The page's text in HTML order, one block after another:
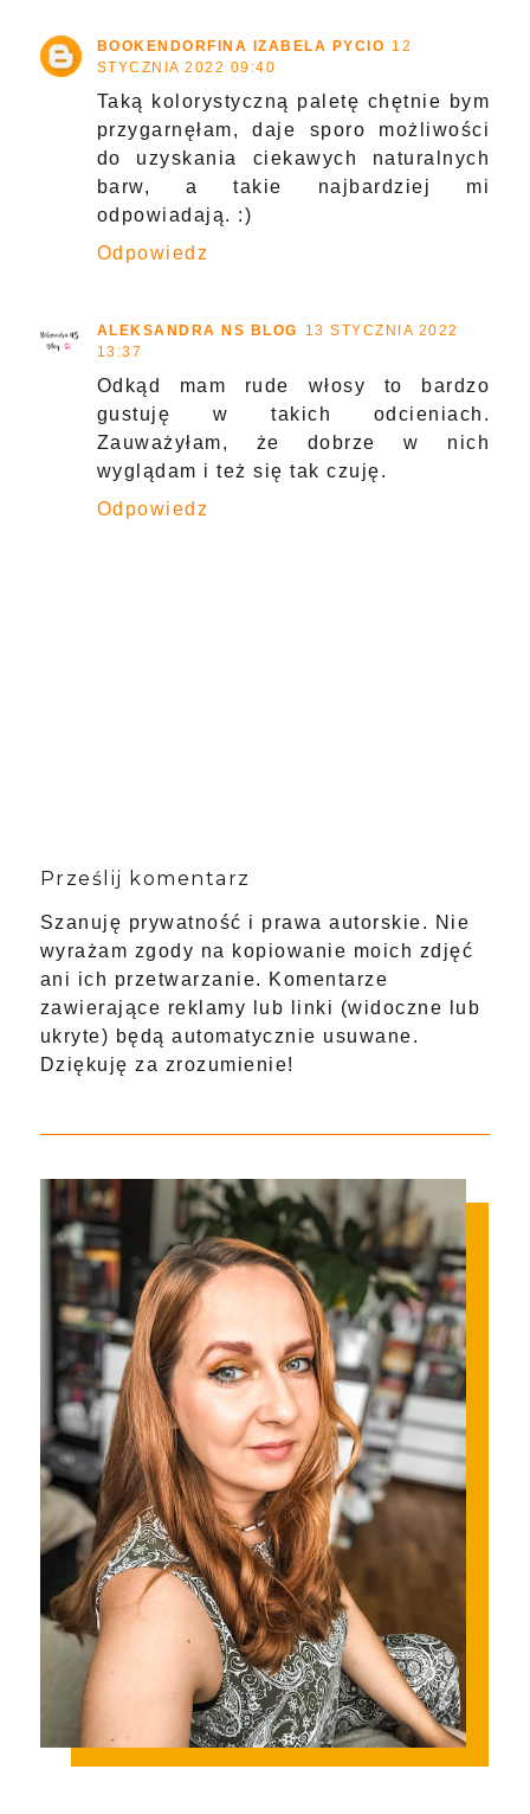
BOOKENDORFINA IZABELA PYCIO 12
STYCZNIA 2022 09:40
Taką kolorystyczną paletę chętnie bym
przygarnęłam, daje sporo możliwości
do uzyskania ciekawych naturalnych
barw, a takie najbardziej mi
odpowiadają. :)
Odpowiedz
ALEKSANDRA NS BLOG
13 STYCZNIA 2022
13:37
Odkąd mam rude włosy to bardzo
gustuję w takich odcieniach.
Zauważyłam, że dobrze w nich
wyglądam i też się tak czuję.
Odpowiedz
Prześlij komentarz
Szanuję prywatność i prawa autorskie. Nie
wyrażam zgody na kopiowanie moich zdjęć
ani ich przetwarzanie. Komentarze
zawierające reklamy lub linki (widoczne lub
ukryte) będą automatycznie usuwane.
Dziękuję za zrozumienie!